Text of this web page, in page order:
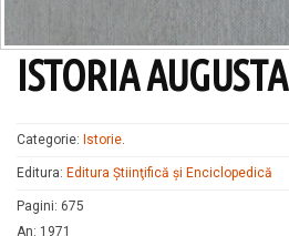
ISTORIA AUGUSTA
Categorie: Istorie.
Editura: Editura Ştiinţifică şi Enciclopedică
Pagini: 675
An: 1971